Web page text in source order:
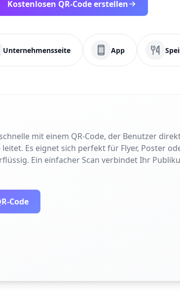
Kostenlosen QR-Code erstellen
Unternehmensseite App
mit einem QR-Code, der Benutzer
Es eignet sich perfekt für Flyer, Poster
Ein einfacher Scan verbindet Ihr
Code